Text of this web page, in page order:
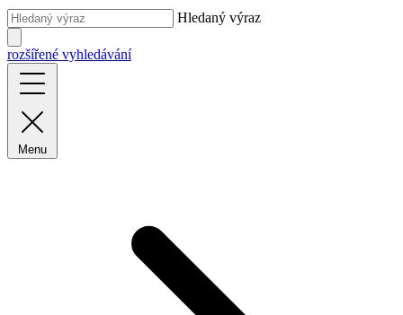
Hledaný výraz
rozšířené vyhledávání
Menu